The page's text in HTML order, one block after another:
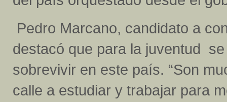
Pedro Marcano, candidato a
destacó que para la juventud
sobrevivir en este país. “Son
calle a estudiar y trabajar para